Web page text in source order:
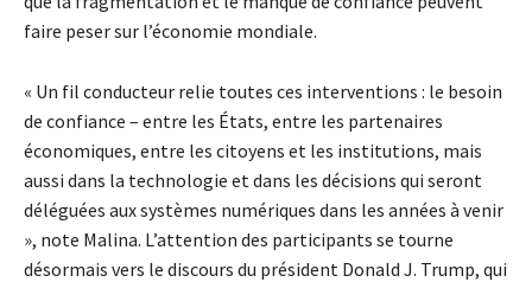
faire peser sur l’économie mondiale.
« Un fil conducteur relie toutes ces interventions : le besoin
de confiance – entre les États, entre les partenaires
économiques, entre les citoyens et les institutions, mais
aussi dans la technologie et dans les décisions qui seront
déléguées aux systèmes numériques dans les années à venir
», note Malina. L’attention des participants se tourne
désormais vers le discours du président Donald J. Trump, qui